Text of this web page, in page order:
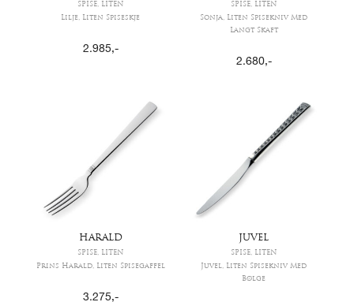
SPISE, LITEN
Lilje, Liten Spiseskje
2.985,-
SPISE, LITEN
Sonja, Liten Spisekniv Med
Langt Skaft
2.680,-
HARALD
SPISE, LITEN
Prins Harald, Liten Spisegaffel
3.275,-
JUVEL
SPISE, LITEN
Juvel, Liten Spisekniv Med
Bølge